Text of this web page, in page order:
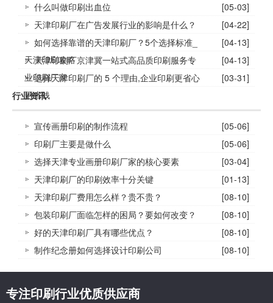
什么叫做印刷出血位
[05-03]
天津印刷厂在广告发展行业的影响是什么？
[04-22]
如何选择靠谱的天津印刷厂？5个选择标准_
天津印刷攻略
[04-13]
天津印刷厂京津冀一站式高品质印刷服务专
业印刷厂家
[04-13]
选择天津印刷厂的 5 个理由,企业印刷更省心
更省钱
[03-31]
行业资讯
宣传画册印刷的制作流程
[05-06]
印刷厂主要是做什么
[05-06]
选择天津专业画册印刷厂家的核心要素
[03-04]
天津印刷厂的印刷效率十分关键
[01-13]
天津印刷厂费用怎么样？贵不贵？
[08-10]
包装印刷厂面临怎样的困局？要如何改变？
[08-10]
好的天津印刷厂具有哪些优点？
[08-10]
制作纪念册如何选择设计印刷公司
[08-10]
专注印刷行业优质供应商